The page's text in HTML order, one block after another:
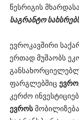
წესრიგის
საგრანტო
ევროკავშირი
ერთად მუშაობს
ფარგლებშიც
კერძო
ევროს